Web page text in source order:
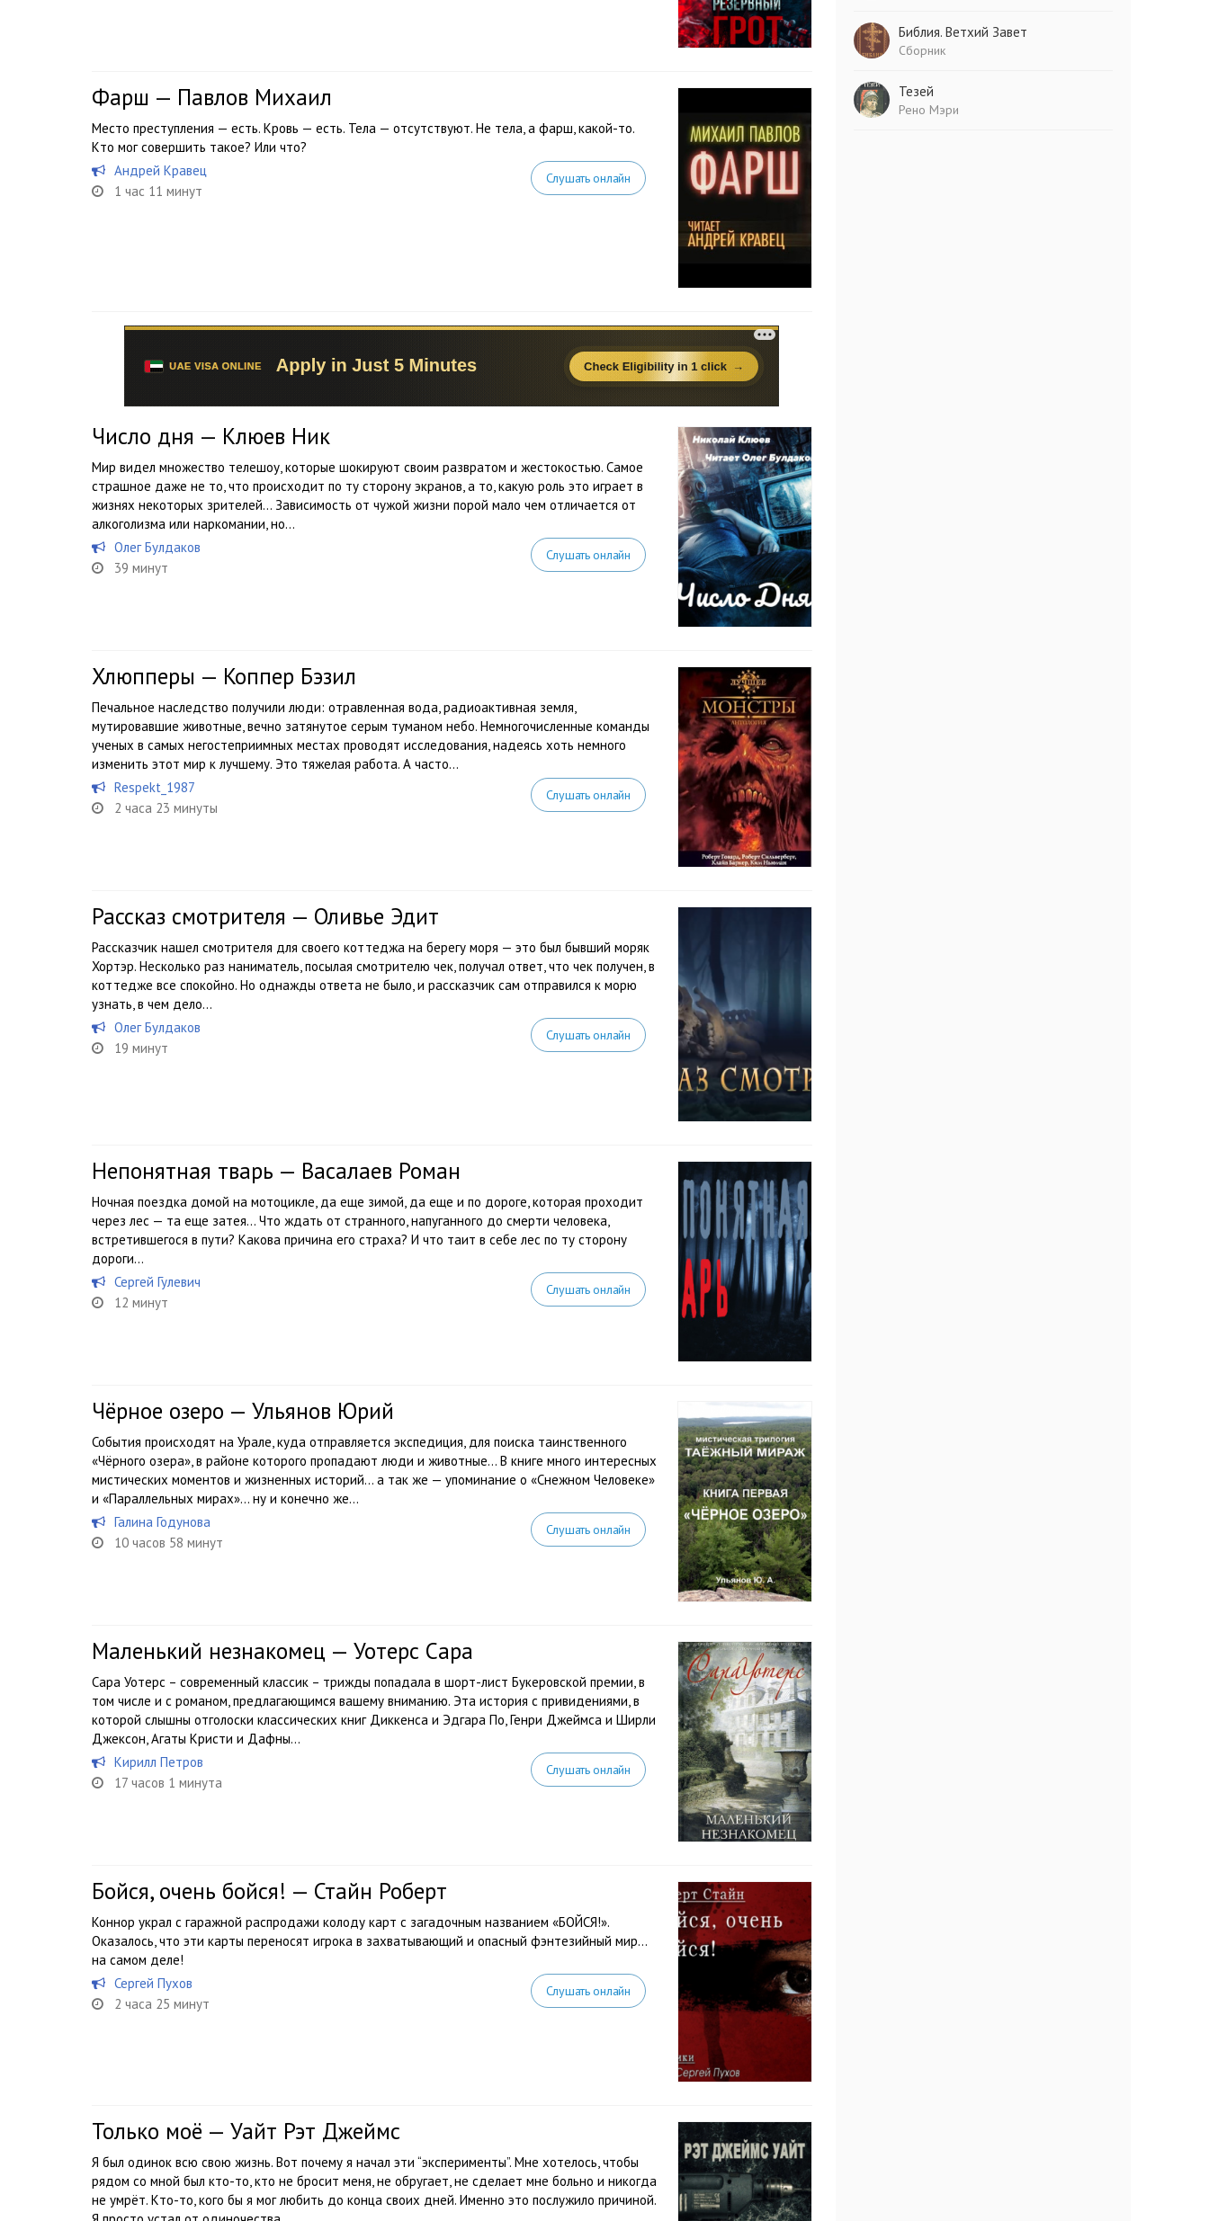
Фарш — Павлов Михаил
Место преступления — есть. Кровь — есть. Тела — отсутствуют. Не тела, а фарш, какой-то.
Кто мог совершить такое? Или что?
Андрей Кравец
1 час 11 минут
Слушать онлайн
Число дня — Клюев Ник
Мир видел множество телешоу, которые шокируют своим развратом и жестокостью. Самое
страшное даже не то, что происходит по ту сторону экранов, а то, какую роль это играет в
жизнях некоторых зрителей… Зависимость от чужой жизни порой мало чем отличается от
алкоголизма или наркомании, но...
Олег Булдаков
39 минут
Слушать онлайн
Хлюпперы — Коппер Бэзил
Печальное наследство получили люди: отравленная вода, радиоактивная земля,
мутировавшие животные, вечно затянутое серым туманом небо. Немногочисленные команды
ученых в самых негостеприимных местах проводят исследования, надеясь хоть немного
изменить этот мир к лучшему. Это тяжелая работа. А часто...
Respekt_1987
2 часа 23 минуты
Слушать онлайн
Рассказ смотрителя — Оливье Эдит
Рассказчик нашел смотрителя для своего коттеджа на берегу моря — это был бывший моряк
Хортэр. Несколько раз наниматель, посылая смотрителю чек, получал ответ, что чек получен, в
коттедже все спокойно. Но однажды ответа не было, и рассказчик сам отправился к морю
узнать, в чем дело…
Олег Булдаков
19 минут
Слушать онлайн
Непонятная тварь — Васалаев Роман
Ночная поездка домой на мотоцикле, да еще зимой, да еще и по дороге, которая проходит
через лес — та еще затея… Что ждать от странного, напуганного до смерти человека,
встретившегося в пути? Какова причина его страха? И что таит в себе лес по ту сторону
дороги…
Сергей Гулевич
12 минут
Слушать онлайн
Чёрное озеро — Ульянов Юрий
События происходят на Урале, куда отправляется экспедиция, для поиска таинственного
«Чёрного озера», в районе которого пропадают люди и животные... В книге много интересных
мистических моментов и жизненных историй… а так же — упоминание о «Снежном Человеке»
и «Параллельных мирах»… ну и конечно же...
Галина Годунова
10 часов 58 минут
Слушать онлайн
Маленький незнакомец — Уотерс Сара
Сара Уотерс – современный классик – трижды попадала в шорт-лист Букеровской премии, в
том числе и с романом, предлагающимся вашему вниманию. Эта история с привидениями, в
которой слышны отголоски классических книг Диккенса и Эдгара По, Генри Джеймса и Ширли
Джексон, Агаты Кристи и Дафны...
Кирилл Петров
17 часов 1 минута
Слушать онлайн
Бойся, очень бойся! — Стайн Роберт
Коннор украл с гаражной распродажи колоду карт с загадочным названием «БОЙСЯ!».
Оказалось, что эти карты переносят игрока в захватывающий и опасный фэнтезийный мир…
на самом деле!
Сергей Пухов
2 часа 25 минут
Слушать онлайн
Только моё — Уайт Рэт Джеймс
Я был одинок всю свою жизнь. Вот почему я начал эти “эксперименты”. Мне хотелось, чтобы
рядом со мной был кто-то, кто не бросит меня, не обругает, не сделает мне больно и никогда
не умрёт. Кто-то, кого бы я мог любить до конца своих дней. Именно это послужило причиной.
Библия. Ветхий Завет
Сборник
Тезей
Рено Мэри